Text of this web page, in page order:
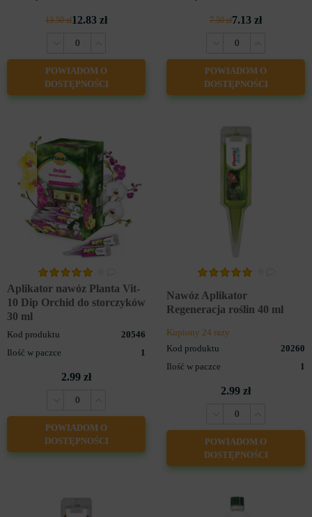
NAWOZY DO WARZYW I OWOCÓW
13.50 zł12.83 zł
POWIADOM O
DOSTĘPNOŚCI
7.50 zł7.13 zł
POWIADOM O
DOSTĘPNOŚCI
Aplikator nawóz Planta Vit-
10 Dip Orchid do storczyków
30 ml
Kod produktu
20546
Ilość w paczce
1
2.99 zł
POWIADOM O
DOSTĘPNOŚCI
Nawóz Aplikator
Regeneracja roślin 40 ml
Kupiony 24 razy
Kod produktu
20260
Ilość w paczce
1
2.99 zł
POWIADOM O
DOSTĘPNOŚCI